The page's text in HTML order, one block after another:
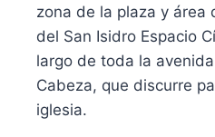
zona de la plaza y área
del San Isidro Espacio
largo de toda la
Cabeza, que discurre
iglesia.